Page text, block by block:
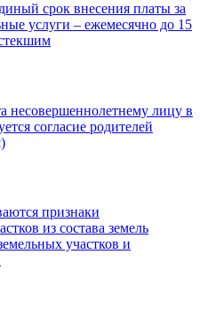
срок внесения платы за
услуги – ежемесячно до 15
несовершеннолетнему лицу в
согласие родителей
признаки
из состава земель
участков и